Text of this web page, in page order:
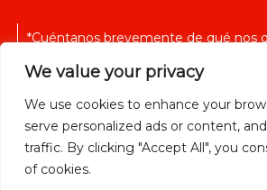
We value your privacy
We use cookies to enhance your
serve personalized ads or content,
traffic. By clicking "Accept All", you
of cookies.
He leido y acepto la política de privacidad